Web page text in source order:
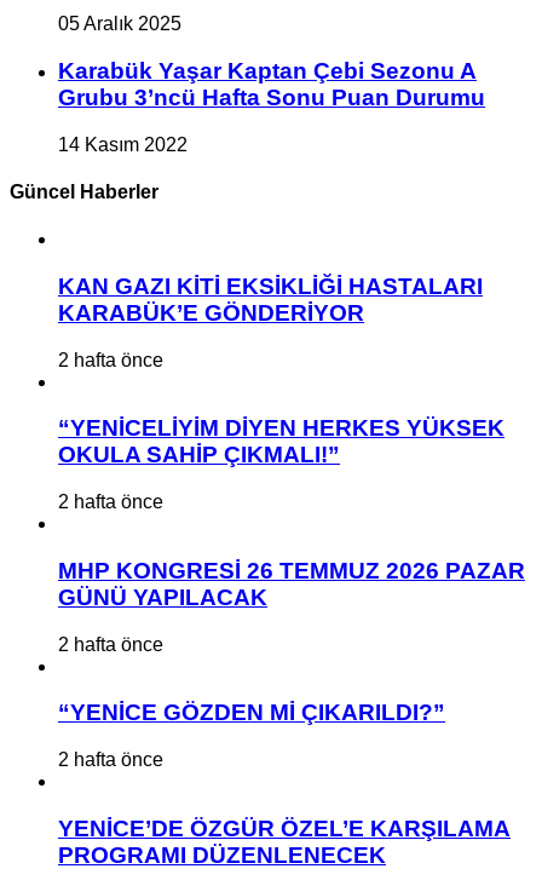
05 Aralık 2025
Karabük Yaşar Kaptan Çebi Sezonu A
Grubu 3’ncü Hafta Sonu Puan Durumu
14 Kasım 2022
Güncel Haberler
KAN GAZI KİTİ EKSİKLİĞİ HASTALARI
KARABÜK’E GÖNDERİYOR
2 hafta önce
“YENİCELİYİM DİYEN HERKES YÜKSEK
OKULA SAHİP ÇIKMALI!”
2 hafta önce
MHP KONGRESİ 26 TEMMUZ 2026 PAZAR
GÜNÜ YAPILACAK
2 hafta önce
“YENİCE GÖZDEN Mİ ÇIKARILDI?”
2 hafta önce
YENİCE’DE ÖZGÜR ÖZEL’E KARŞILAMA
PROGRAMI DÜZENLENECEK